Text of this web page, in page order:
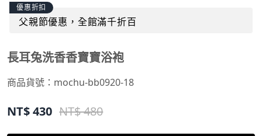
優惠折扣
父親節優惠，全館滿千折百
長耳兔洗香香寶寶浴袍
商品貨號： mochu-bb0920-18
NT$430 NT$ 480